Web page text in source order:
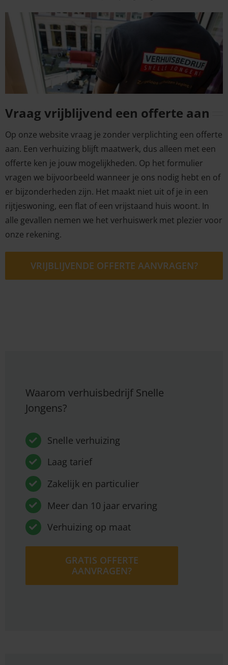
Vraag vrijblijvend een offerte aan
Op onze website vraag je zonder verplichting een offerte
aan. Een verhuizing blijft maatwerk, dus alleen met een
offerte ken je jouw mogelijkheden. Op het formulier
vragen we bijvoorbeeld wanneer je ons nodig hebt en of
er bijzonderheden zijn. Het maakt niet uit of je in een
rijtjeswoning, een flat of een vrijstaand huis woont. In
alle gevallen nemen we het verhuiswerk met plezier voor
onze rekening.
VRIJBLIJVENDE OFFERTE AANVRAGEN?
Waarom verhuisbedrijf Snelle
Jongens?
Snelle verhuizing
Laag tarief
Zakelijk en particulier
Meer dan 10 jaar ervaring
Verhuizing op maat
GRATIS OFFERTE
AANVRAGEN?